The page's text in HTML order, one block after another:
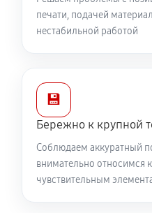
печати, подачей
нестабильной работой
💾
Бережно к крупной
Соблюдаем аккуратный
внимательно относимся
чувствительным